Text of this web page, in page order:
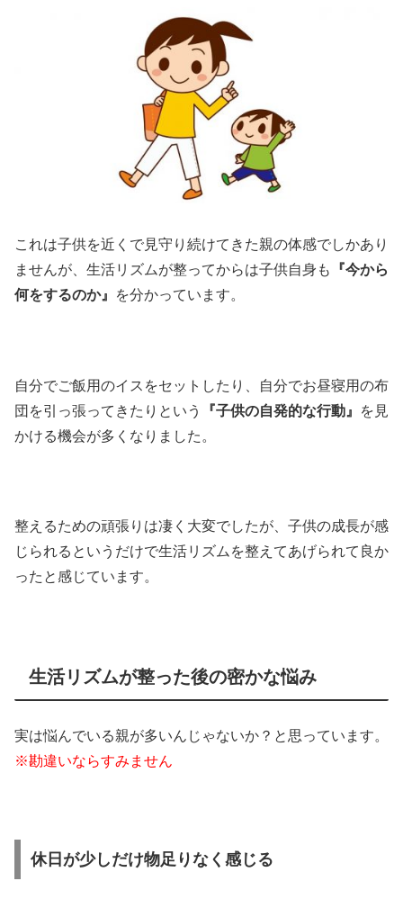
これは子供を近くで見守り続けてきた親の体感でしかあり
ませんが、生活リズムが整ってからは子供自身も
『今から
何をするのか』
を分かっています。
自分でご飯用のイスをセットしたり、自分でお昼寝用の布
団を引っ張ってきたりという
『子供の自発的な行動』
を見
かける機会が多くなりました。
整えるための頑張りは凄く大変でしたが、子供の成長が感
じられるというだけで生活リズムを整えてあげられて良か
ったと感じています。
生活リズムが整った後の密かな悩み
実は悩んでいる親が多いんじゃないか？と思っています。
※勘違いならすみません
休日が少しだけ物足りなく感じる